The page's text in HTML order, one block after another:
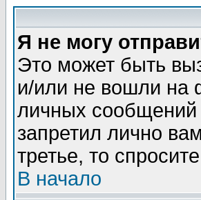
Я не могу
Это может быть
и/или не вошли на
личных
запретил лично
третье, то
В начало